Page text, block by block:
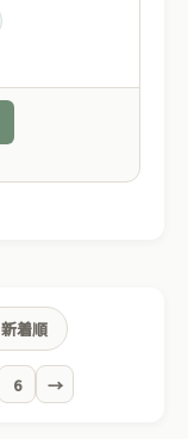
新着順
6 →